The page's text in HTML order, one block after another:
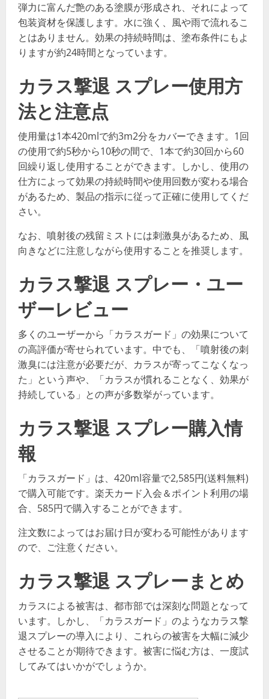
弾力に富んだ艶のある塗膜が形成され、それによって
包装資材を保護します。水に強く、風や雨で流れるこ
とはありません。効果の持続時間は、塗布条件にもよ
りますが約24時間となっています。
カラス撃退 スプレー使用方
法と注意点
使用量は1本420mlで約3m2分をカバーできます。1回
の使用で約5秒から10秒の間で、1本で約30回から60
回繰り返し使用することができます。しかし、使用の
仕方によって効果の持続時間や使用回数が変わる場合
があるため、製品の指示に従って正確に使用してくだ
さい。
なお、噴射後の残留ミストには刺激臭があるため、風
向きなどに注意しながら使用することを推奨します。
カラス撃退 スプレー・ユー
ザーレビュー
多くのユーザーから「カラスガード」の効果について
の高評価が寄せられています。中でも、「噴射後の刺
激臭には注意が必要だが、カラスが寄ってこなくなっ
た」という声や、「カラスが慣れることなく、効果が
持続している」との声が多数挙がっています。
カラス撃退 スプレー購入情
報
「カラスガード」は、420ml容量で2,585円(送料無料)
で購入可能です。楽天カード入会＆ポイント利用の場
合、585円で購入することができます。
注文数によってはお届け日が変わる可能性があります
ので、ご注意ください。
カラス撃退 スプレーまとめ
カラスによる被害は、都市部では深刻な問題となって
います。しかし、「カラスガード」のようなカラス撃
退スプレーの導入により、これらの被害を大幅に減少
させることが期待できます。被害に悩む方は、一度試
してみてはいかがでしょうか。